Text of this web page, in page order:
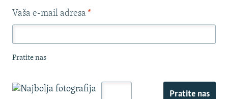
Vaša e-mail adresa *
Pratite nas
Pratite nas